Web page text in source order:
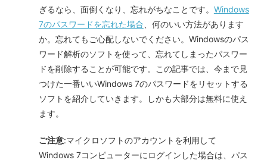
ぎるなら、面倒くなり、忘れがちなことです。 Windows
7のパスワードを忘れた場合 、何のいい方法があります
か。忘れてもご心配しないでください。Windowsのパス
ワード解析のソフトを使って、忘れてしまったパスワー
ドを削除することが可能です。この記事では、今まで見
つけた一番いいWindows 7のパスワードをリセットする
ソフトを紹介していきます。しかも大部分は無料に使え
ます。
ご注意:マイクロソフトのアカウントを利用して
Windows 7コンピューターにログインした場合は、パス